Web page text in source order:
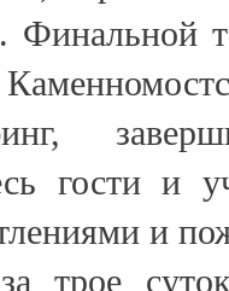
гости и
и
трое